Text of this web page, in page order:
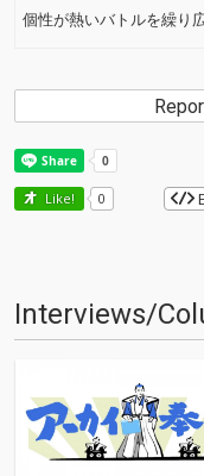
個性が熱いバトルを繰り
Like! 0
Interviews/